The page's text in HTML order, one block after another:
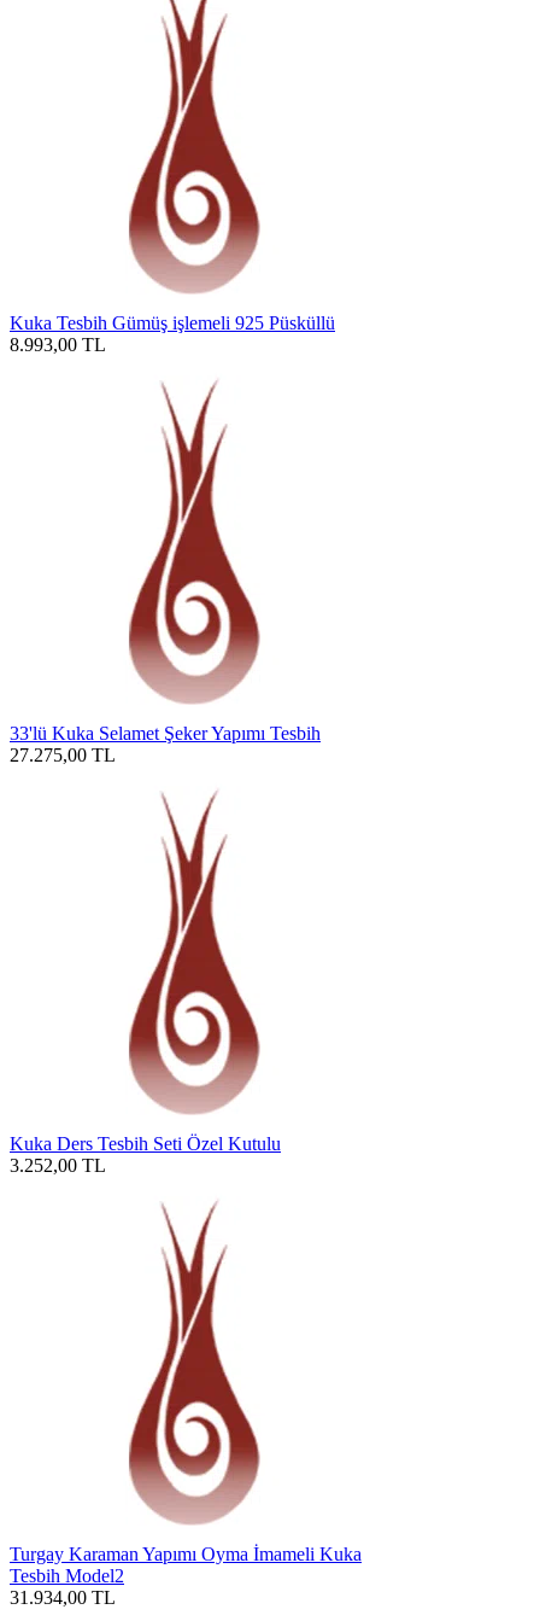
Kuka Tesbih Gümüş işlemeli 925 Püsküllü
8.993,00 TL
33'lü Kuka Selamet Şeker Yapımı Tesbih
27.275,00 TL
Kuka Ders Tesbih Seti Özel Kutulu
3.252,00 TL
Turgay Karaman Yapımı Oyma İmameli Kuka
Tesbih Model2
31.934,00 TL